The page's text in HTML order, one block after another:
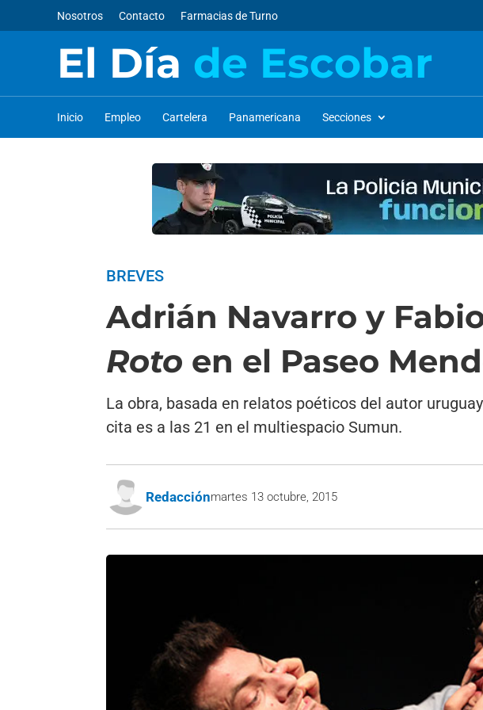
Nosotros Contacto Farmacias de Turno
El Día de Escobar
Inicio Empleo Cartelera Panamericana Secciones
BREVES
Adrián Navarro y
Roto en el Paseo
La obra, basada en relatos poéticos del autor
cita es a las 21 en el multiespacio Sumun.
Redacciónmartes 13 octubre, 2015